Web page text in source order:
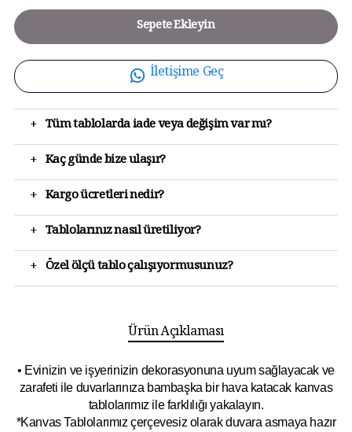
Sepete Ekleyin
İletişime Geç
+ Tüm tablolarda iade veya değişim var mı?
+ Kaç günde bize ulaşır?
+ Kargo ücretleri nedir?
+ Tablolarınız nasıl üretiliyor?
+ Özel ölçü tablo çalışıyormusunuz?
Ürün Açıklaması
• Evinizin ve işyerinizin dekorasyonuna uyum sağlayacak ve
zarafeti ile duvarlarınıza bambaşka bir hava katacak kanvas
tablolarımız ile farklılığı yakalayın.
*Kanvas Tablolarımız çerçevesiz olarak duvara asmaya hazır